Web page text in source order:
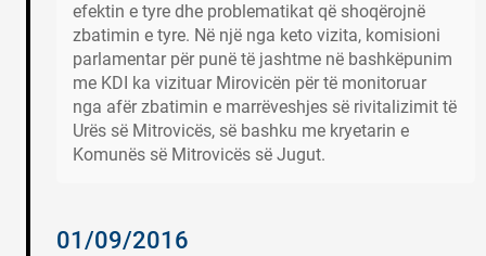
efektin e tyre dhe problematikat që shoqërojnë
zbatimin e tyre. Në një nga keto vizita, komisioni
parlamentar për punë të jashtme në bashkëpunim
me KDI ka vizituar Mirovicën për të monitoruar
nga afër zbatimin e marrëveshjes së rivitalizimit të
Urës së Mitrovicës, së bashku me kryetarin e
Komunës së Mitrovicës së Jugut.
01/09/2016